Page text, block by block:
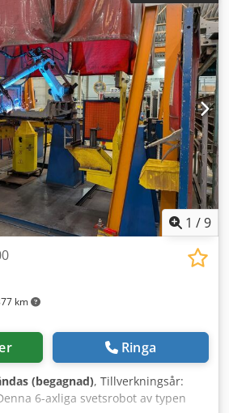
1 /9
km
Ringa
(begagnad), Tillverkningsår:
6-axliga svetsrobot av typen